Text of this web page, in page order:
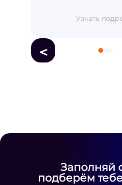
Узнать
<
Заполняй
подберём